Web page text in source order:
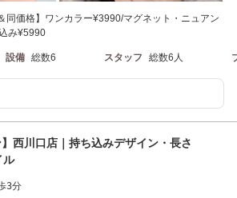
同価格】ワンカラー¥3990/マグネット・ニュアン
み¥5990
設備 総数6 スタッフ 総数6人
西川口店｜持ち込みデザイン・長さ
ル
3分